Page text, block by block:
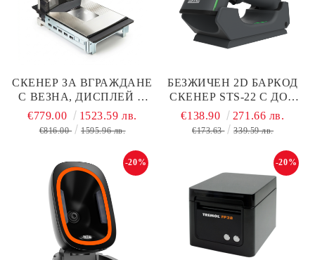
СКЕНЕР ЗА ВГРАЖДАНЕ
С ВЕЗНА, ДИСПЛЕЙ И
12"TDR DATALOGIC
MAGELLAN 9800I
€779.00 1523.59 лв.
€816.00 1595.96 лв.
БЕЗЖИЧЕН 2D БАРКОД
СКЕНЕР STS-22 С ДОК
СТАНЦИЯ
€138.90 271.66 лв.
€173.63 339.59 лв.
-20% -20%